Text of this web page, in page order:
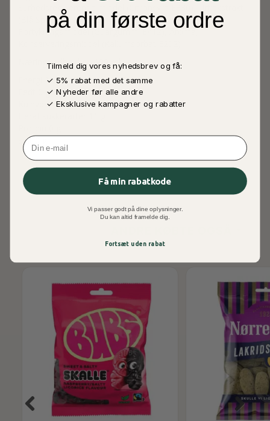
Surhedsregulerende middel (Citronsyre E330), Urtiekstrakt
(Blå Spirulina, Hibiscus, Farve (Annatto E160B),
Fortykningsmiddel (Guargummi E412), Aroma,
Næringsindhold pr. 100 ml
Energi 194 kJ/48 kcal
Fedt 0 g
Kulhydrater 11 g
Salt 0 g
på din første ordre
Tilmeld dig vores nyhedsbrev og få:
✓ 5% rabat med det samme
✓ Nyheder før alle andre
✓ Eksklusive kampagner og rabatter
Email
Få min rabatkode
Vi passer godt på dine oplysninger.
Du kan altid framelde dig.
Fortsæt uden rabat